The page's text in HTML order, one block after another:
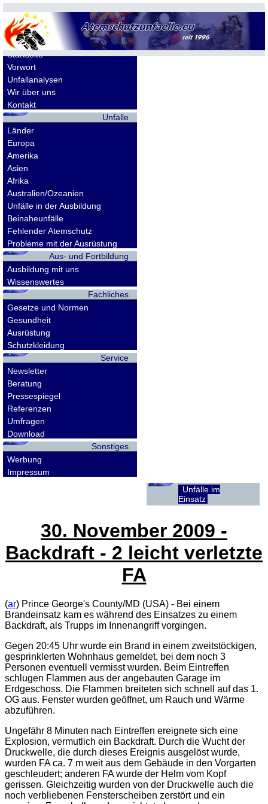
Allgemeines
Startseite
Vorwort
Unfallanalysen
Wir über uns
Kontakt
Unfälle
Länder
Europa
Amerika
Asien
Afrika
Australien/Ozeanien
Unfälle in der Ausbildung
Beinaheunfälle
Fehlender Atemschutz
Probleme mit der Ausrüstung
Aus- und Fortbildung
Ausbildung mit uns
Wissenswertes
Fachliches
Gesetze und Normen
Gesundheit
Ausrüstung
Schutzkleidung
Service
Newsletter
Beratung
Pressespiegel
Referenzen
Umfragen
Download
Sonstiges
Werbung
Impressum
Unfälle im
Einsatz
30. November 2009 -
Backdraft - 2 leicht verletzte
FA
(ar) Prince George's County/MD (USA) - Bei einem
Brandeinsatz kam es während des Einsatzes zu einem
Backdraft, als Trupps im Innenangriff vorgingen.
Gegen 20:45 Uhr wurde ein Brand in einem zweitstöckigen,
gesprinklerten Wohnhaus gemeldet, bei dem noch 3
Personen eventuell vermisst wurden. Beim Eintreffen
schlugen Flammen aus der angebauten Garage im
Erdgeschoss. Die Flammen breiteten sich schnell auf das 1.
OG aus. Fenster wurden geöffnet, um Rauch und Wärme
abzuführen.
Ungefähr 8 Minuten nach Eintreffen ereignete sich eine
Explosion, vermutlich ein Backdraft. Durch die Wucht der
Druckwelle, die durch dieses Ereignis ausgelöst wurde,
wurden FA ca. 7 m weit aus dem Gebäude in den Vorgarten
geschleudert; anderen FA wurde der Helm vom Kopf
gerissen. Gleichzeitig wurden von der Druckwelle auch die
noch verbliebenen Fensterscheiben zerstört und ein